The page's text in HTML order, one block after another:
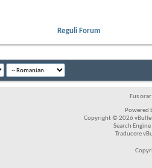
Reguli Forum
Fus
Powered
Copyright © 2026
Search
Traducere